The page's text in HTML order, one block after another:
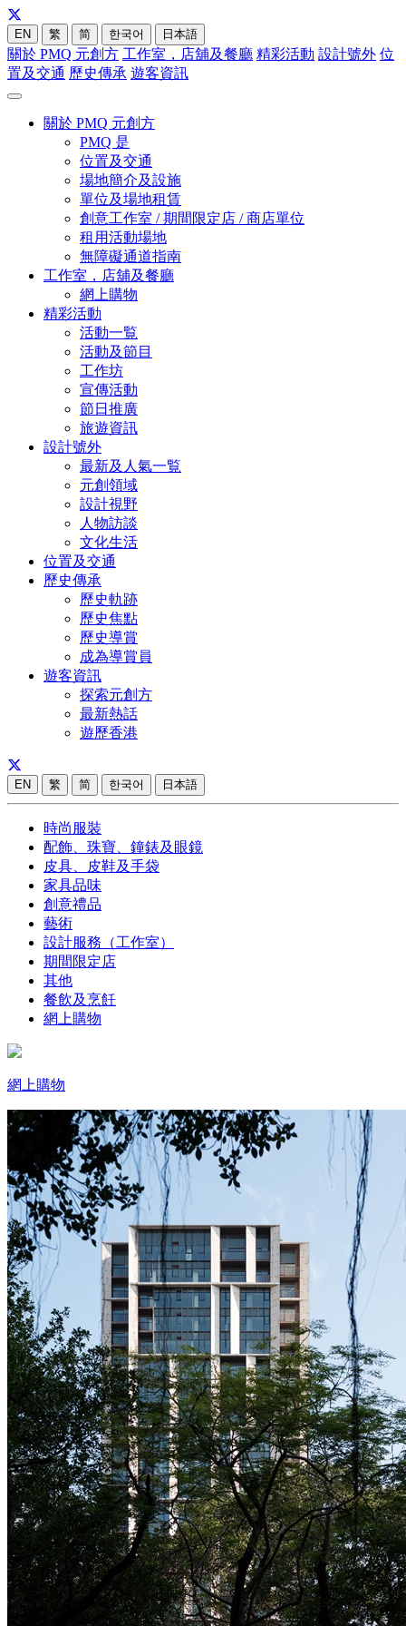
EN 繁 简 한국어 日本語
關於 PMQ 元創方 工作室，店舖及餐廳 精彩活動 設計號外 位
置及交通 歷史傳承 遊客資訊
關於 PMQ 元創方
PMQ 是
位置及交通
場地簡介及設施
單位及場地租賃
創意工作室 / 期間限定店 / 商店單位
租用活動場地
無障礙通道指南
工作室，店舖及餐廳
網上購物
精彩活動
活動一覧
活動及節目
工作坊
宣傳活動
節日推廣
旅遊資訊
設計號外
最新及人氣一覧
元創領域
設計視野
人物訪談
文化生活
位置及交通
歷史傳承
歷史軌跡
歷史焦點
歷史導賞
成為導賞員
遊客資訊
探索元創方
最新熱話
遊歷香港
EN 繁 简 한국어 日本語
時尚服裝
配飾、珠寶、鐘錶及眼鏡
皮具、皮鞋及手袋
家具品味
創意禮品
藝術
設計服務（工作室）
期間限定店
其他
餐飲及烹飪
網上購物
網上購物